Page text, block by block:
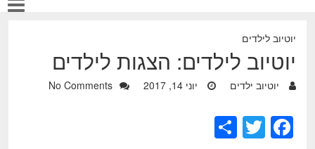
יוטיוב לילדים
יוטיוב לילדים: הצגות לילדים
יוטיוב ילדים יוני 14, 2017 No Comments
F
T